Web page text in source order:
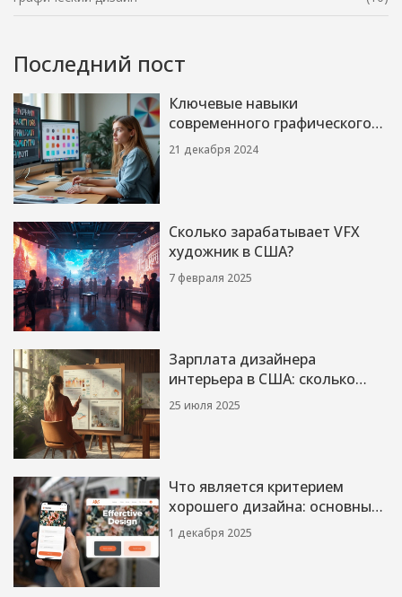
Последний пост
Ключевые навыки
современного графического
дизайнера
21 декабря 2024
Сколько зарабатывает VFX
художник в США?
7 февраля 2025
Зарплата дизайнера
интерьера в США: сколько
реально зарабатывают в 2025
25 июля 2025
Что является критерием
хорошего дизайна: основные
принципы, которые работают
1 декабря 2025